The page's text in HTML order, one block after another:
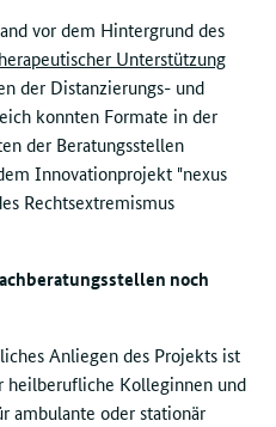
vor dem Hintergrund des
Unterstützung
der Distanzierungs- und
konnten Formate in der
der Beratungsstellen
Innovationprojekt "nexus
Rechtsextremismus
noch
Anliegen des Projekts ist
heilberufliche Kolleginnen und
ambulante oder stationär